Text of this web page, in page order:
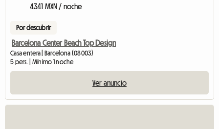
4341 MXN / noche
Por descubrir
Barcelona Center Beach Top Design
Casa entera | Barcelona (08003)
5 pers. | Mínimo 1 noche
Ver anuncio